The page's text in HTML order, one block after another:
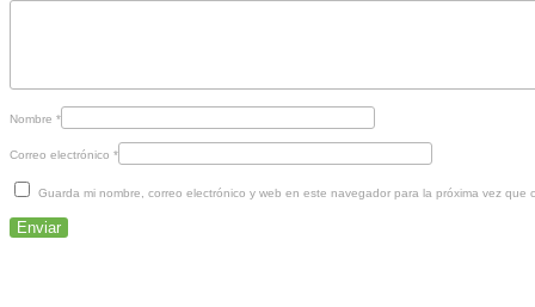
Nombre *
Correo electrónico *
Guarda mi nombre, correo electrónico y web en este navegador para la próxima vez que